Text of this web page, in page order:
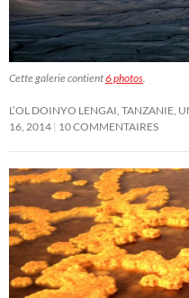
Cette galerie contient6 photos
L’OL DOINYO LENGAI, TANZANIE,
16, 2014 10 COMMENTAIRES